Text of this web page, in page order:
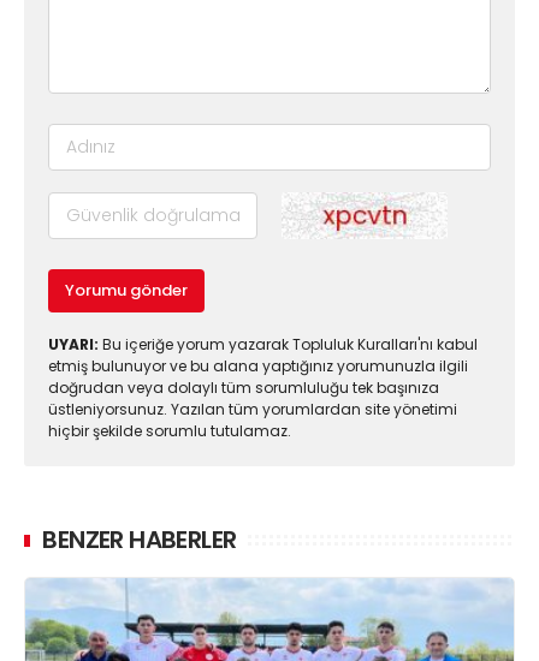
Yorumu gönder
UYARI: Bu içeriğe yorum yazarak Topluluk Kuralları'nı kabul
etmiş bulunuyor ve bu alana yaptığınız yorumunuzla ilgili
doğrudan veya dolaylı tüm sorumluluğu tek başınıza
üstleniyorsunuz. Yazılan tüm yorumlardan site yönetimi
hiçbir şekilde sorumlu tutulamaz.
BENZER HABERLER